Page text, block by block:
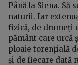
Până la Siena. Să
naturii. Iar
fizică, de drumeți
pământ care urcă
ploaie torențială
și de fiecare dată